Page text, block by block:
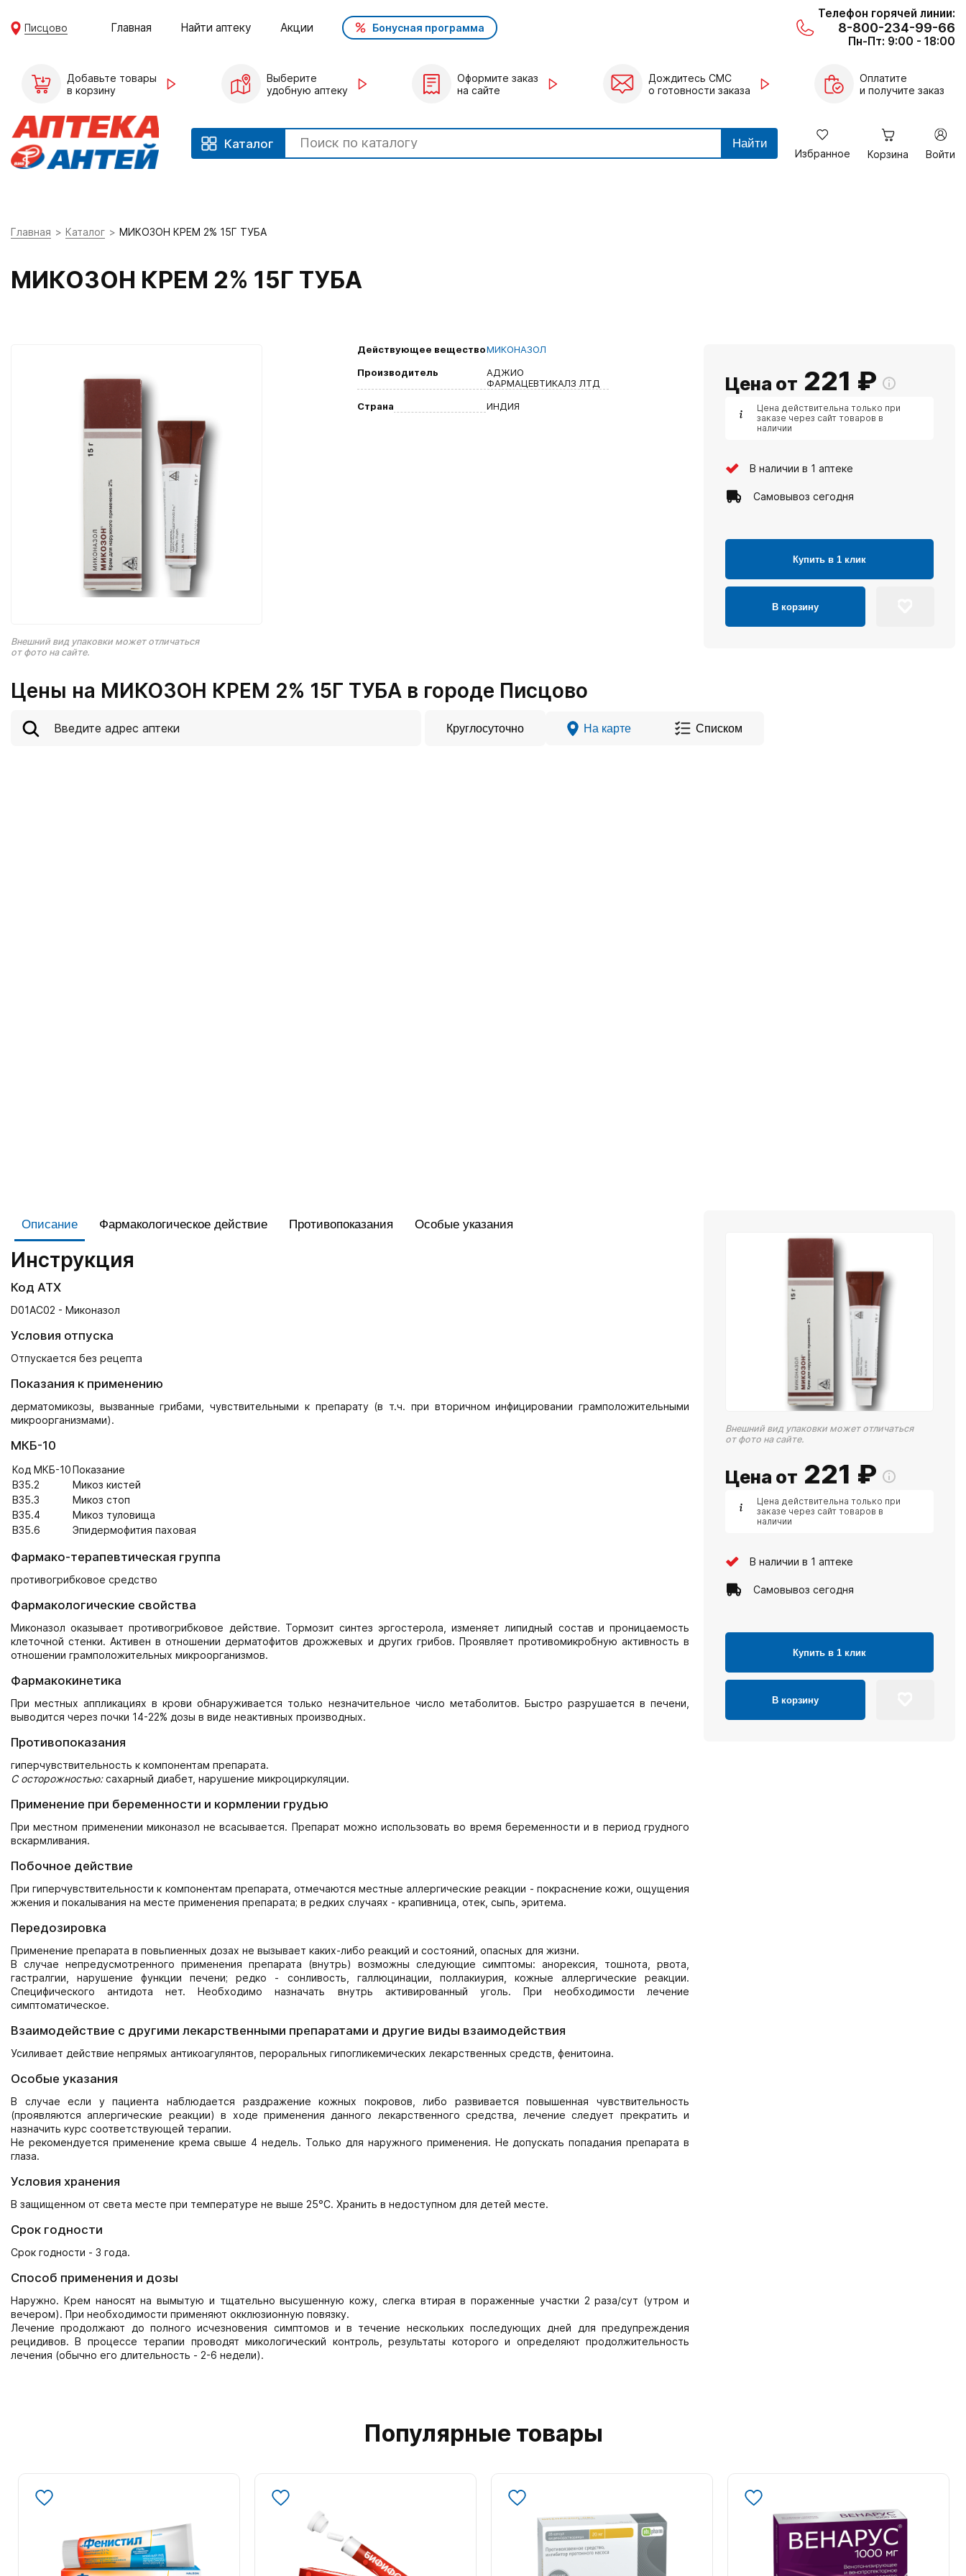
Писцово Главная Найти аптеку Акции Бонусная программа
Телефон горячей линии:
8-800-234-99-66
Пн-Пт: 9:00 - 18:00
Добавьте товары
в корзину
Выберите
удобную аптеку
Оформите заказ
на сайте
Дождитесь СМС
о готовности заказа
Оплатите
и получите заказ
Каталог Найти
Избранное Корзина Войти
Главная Каталог МИКОЗОН КРЕМ 2% 15Г ТУБА
МИКОЗОН КРЕМ 2% 15Г ТУБА
Внешний вид упаковки может отличаться
от фото на сайте.
Действующее веществоМИКОНАЗОЛ
Производитель
АДЖИО
ФАРМАЦЕВТИКАЛЗ ЛТД
Страна
ИНДИЯ
Цена от 221 ₽
Цена действительна только при
заказе через сайт товаров в
наличии
В наличии в 1 аптеке
Самовывоз сегодня
Купить в 1 клик
В корзину
Цены на МИКОЗОН КРЕМ 2% 15Г ТУБА в городе Писцово
Круглосуточно На карте Списком
Описание Фармакологическое действие Противопоказания Особые указания
Инструкция
Код АТХ
D01AC02 - Миконазол
Условия отпуска
Отпускается без рецепта
Показания к применению
дерматомикозы, вызванные грибами, чувствительными к препарату (в т.ч. при вторичном инфицировании грамположительными
микроорганизмами).
МКБ-10
Код МКБ-10Показание
B35.2
Микоз кистей
B35.3
Микоз стоп
B35.4
Микоз туловища
B35.6
Эпидермофития паховая
Фармако-терапевтическая группа
противогрибковое средство
Фармакологические свойства
Миконазол оказывает противогрибковое действие. Тормозит синтез эргостерола, изменяет липидный состав и проницаемость
клеточной стенки. Активен в отношении дерматофитов дрожжевых и других грибов. Проявляет противомикробную активность в
отношении грамположительных микроорганизмов.
Фармакокинетика
При местных аппликациях в крови обнаруживается только незначительное число метаболитов. Быстро разрушается в печени,
выводится через почки 14-22% дозы в виде неактивных производных.
Противопоказания
гиперчувствительность к компонентам препарата.
С осторожностью:сахарный диабет, нарушение микроциркуляции.
Применение при беременности и кормлении грудью
При местном применении миконазол не всасывается. Препарат можно использовать во время беременности и в период грудного
вскармливания.
Побочное действие
При гиперчувствительности к компонентам препарата, отмечаются местные аллергические реакции - покраснение кожи, ощущения
жжения и покалывания на месте применения препарата; в редких случаях - крапивница, отек, сыпь, эритема.
Передозировка
Применение препарата в повьпиенных дозах не вызывает каких-либо реакций и состояний, опасных для жизни.
В случае непредусмотренного применения препарата (внутрь) возможны следующие симптомы: анорексия, тошнота, рвота,
гастралгии, нарушение функции печени; редко - сонливость, галлюцинации, поллакиурия, кожные аллергические реакции.
Специфического антидота нет. Необходимо назначать внутрь активированный уголь. При необходимости лечение
симптоматическое.
Взаимодействие с другими лекарственными препаратами и другие виды взаимодействия
Усиливает действие непрямых антикоагулянтов, пероральных гипогликемических лекарственных средств, фенитоина.
Особые указания
В случае если у пациента наблюдается раздражение кожных покровов, либо развивается повышенная чувствительность
(проявляются аплергические реакции) в ходе применения данного лекарственного средства, лечение следует прекратить и
назначить курс соответствующей терапии.
Не рекомендуется применение крема свыше 4 недель. Только для наружного применения. Не допускать попадания препарата в
глаза.
Условия хранения
В защищенном от света месте при температуре не выше 25°С. Хранить в недоступном для детей месте.
Срок годности
Срок годности - 3 года.
Способ применения и дозы
Наружно. Крем наносят на вымытую и тщательно высушенную кожу, слегка втирая в пораженные участки 2 раза/сут (утром и
вечером). При необходимости применяют окклюзионную повязку.
Лечение продолжают до полного исчезновения симптомов и в течение нескольких последующих дней для предупреждения
рецидивов. В процессе терапии проводят микологический контроль, результаты которого и определяют продолжительность
лечения (обычно его длительность - 2-6 недели).
Внешний вид упаковки может отличаться
от фото на сайте.
Цена от 221 ₽
Цена действительна только при
заказе через сайт товаров в
наличии
В наличии в 1 аптеке
Самовывоз сегодня
Купить в 1 клик
В корзину
Популярные товары